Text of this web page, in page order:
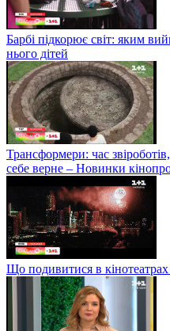
Барбі підкорює світ: яким
нього дітей
Трансформери: час
себе верне – Новинки
Що подивитися в